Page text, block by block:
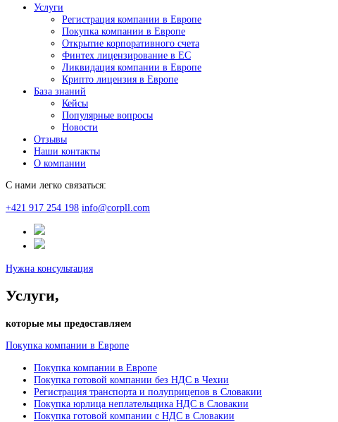
Услуги
Регистрация компании в Европе
Покупка компании в Европе
Открытие корпоративного счета
Финтех лицензирование в ЕС
Ликвидация компании в Европе
Крипто лицензия в Европе
База знаний
Кейсы
Популярные вопросы
Новости
Отзывы
Наши контакты
О компании
С нами легко связаться:
+421 917 254 198 info@corpll.com
Нужна консультация
Услуги,
которые мы предоставляем
Покупка компании в Европе
Покупка компании в Европе
Покупка готовой компании без НДС в Чехии
Регистрация транспорта и полуприцепов в Словакии
Покупка юрлица неплательщика НДС в Словакии
Покупка готовой компании с НДС в Словакии